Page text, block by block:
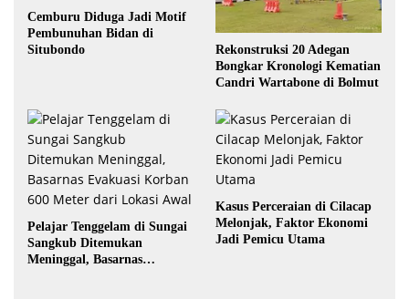
Cemburu Diduga Jadi Motif
Pembunuhan Bidan di
Situbondo
Rekonstruksi 20 Adegan
Bongkar Kronologi Kematian
Candri Wartabone di Bolmut
Pelajar Tenggelam di Sungai
Sangkub Ditemukan
Meninggal, Basarnas
Kasus Perceraian di Cilacap
Melonjak, Faktor Ekonomi
Jadi Pemicu Utama